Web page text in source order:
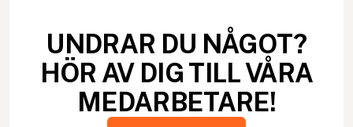
UNDRAR DU NÅGOT?
HÖR AV DIG TILL VÅRA
MEDARBETARE!